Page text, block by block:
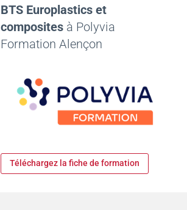
BTS Europlastics et
composites à Polyvia
Formation Alençon
Téléchargez la fiche de formation